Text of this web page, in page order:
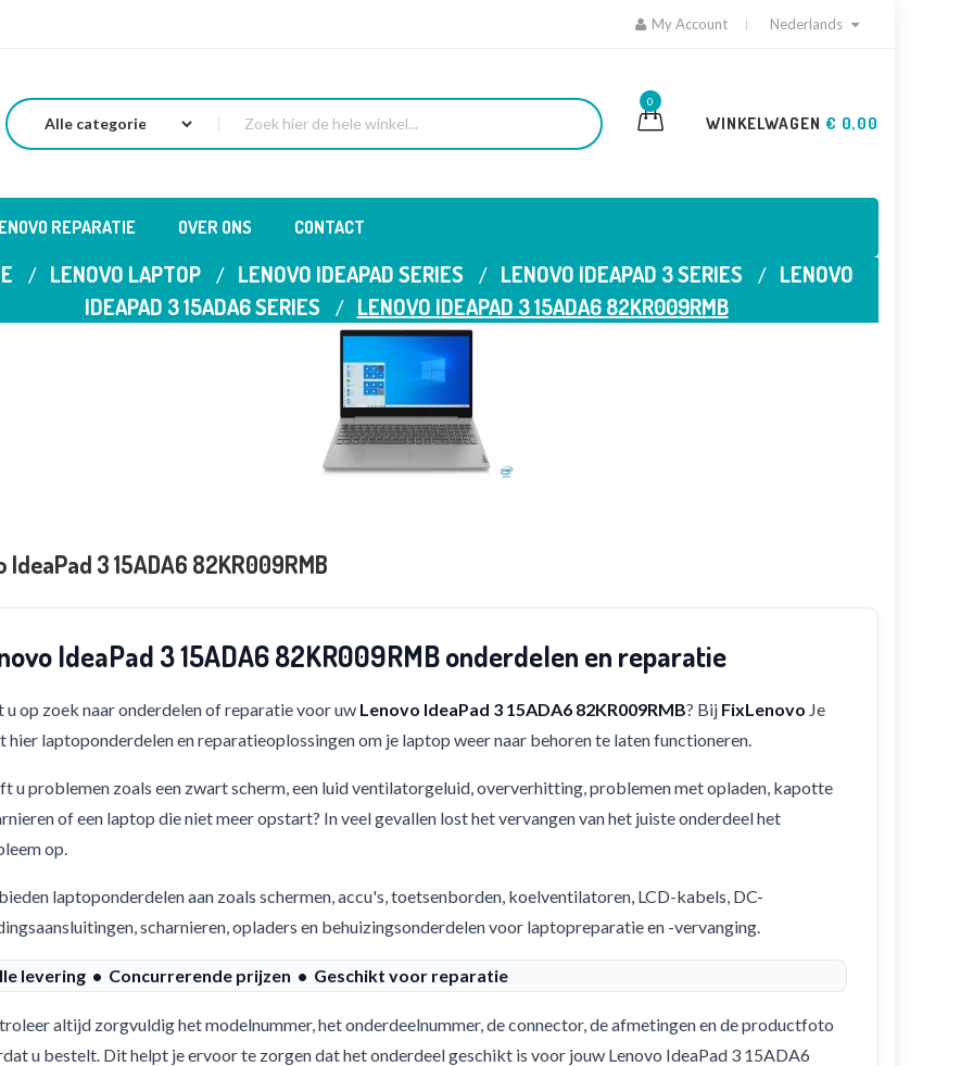
My Account Nederlands
0
WINKELWAGEN € 0,00
REPARATIE OVER ONS CONTACT
LENOVO LAPTOP LENOVO IDEAPAD SERIES LENOVO IDEAPAD 3 SERIES
LENOVO
IDEAPAD 3 15ADA6 SERIES
LENOVO IDEAPAD 3 15ADA6 82KR009RMB
IdeaPad 3 15ADA6 82KR009RMB
IdeaPad 3 15ADA6 82KR009RMB onderdelen en reparatie
u op zoek naar onderdelen of reparatie voor uw Lenovo IdeaPad 3 15ADA6 82KR009RMB? Bij FixLenovo Je
hier laptoponderdelen en reparatieoplossingen om je laptop weer naar behoren te laten functioneren.
u problemen zoals een zwart scherm, een luid ventilatorgeluid, oververhitting, problemen met opladen, kapotte
of een laptop die niet meer opstart? In veel gevallen lost het vervangen van het juiste onderdeel het
op.
laptoponderdelen aan zoals schermen, accu's, toetsenborden, koelventilatoren, LCD-kabels, DC-
scharnieren, opladers en behuizingsonderdelen voor laptopreparatie en -vervanging.
levering • Concurrerende prijzen • Geschikt voor reparatie
altijd zorgvuldig het modelnummer, het onderdeelnummer, de connector, de afmetingen en de productfoto
u bestelt. Dit helpt je ervoor te zorgen dat het onderdeel geschikt is voor jouw Lenovo IdeaPad 3 15ADA6